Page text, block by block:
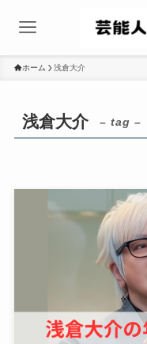
ホーム 浅倉大介
浅倉大介 – tag –